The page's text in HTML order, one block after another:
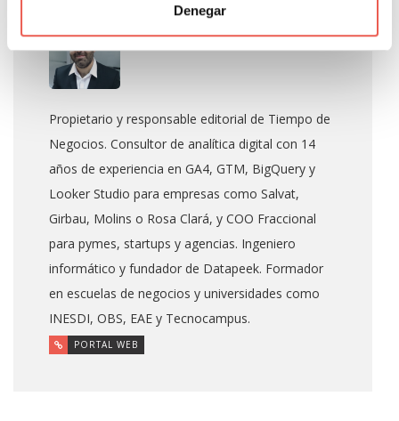
Denegar
Javier Sancho Piqueras
Propietario y responsable editorial de Tiempo de
Negocios. Consultor de analítica digital con 14
años de experiencia en GA4, GTM, BigQuery y
Looker Studio para empresas como Salvat,
Girbau, Molins o Rosa Clará, y COO Fraccional
para pymes, startups y agencias. Ingeniero
informático y fundador de Datapeek. Formador
en escuelas de negocios y universidades como
INESDI, OBS, EAE y Tecnocampus.
PORTAL WEB